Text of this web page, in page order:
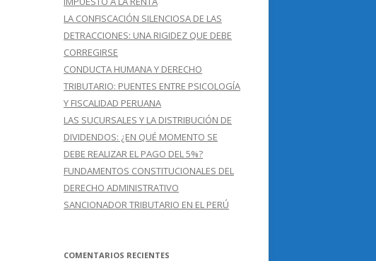
LA CONFISCACIÓN SILENCIOSA DE LAS
DETRACCIONES: UNA RIGIDEZ QUE DEBE
CORREGIRSE
CONDUCTA HUMANA Y DERECHO
TRIBUTARIO: PUENTES ENTRE PSICOLOGÍA
Y FISCALIDAD PERUANA
LAS SUCURSALES Y LA DISTRIBUCIÓN DE
DIVIDENDOS: ¿EN QUÉ MOMENTO SE
DEBE REALIZAR EL PAGO DEL 5%?
FUNDAMENTOS CONSTITUCIONALES DEL
DERECHO ADMINISTRATIVO
SANCIONADOR TRIBUTARIO EN EL PERÚ
COMENTARIOS RECIENTES